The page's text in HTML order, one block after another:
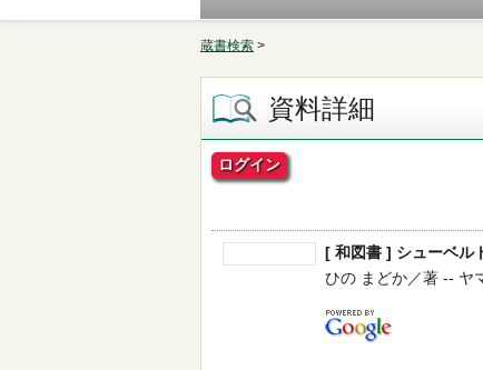
蔵書検索 >
資料詳細
ログイン
[ 和図書 ] シューベル
ひの まどか／著 -- ヤ